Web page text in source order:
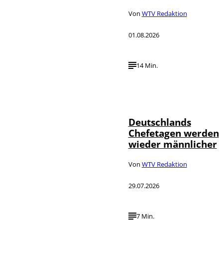
Von WTV Redaktion
01.08.2026
14 Min.
Deutschlands
Chefetagen werden
wieder männlicher
Von WTV Redaktion
29.07.2026
7 Min.